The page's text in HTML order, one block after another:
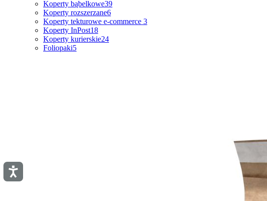
Koperty bąbelkowe39
Koperty rozszerzane6
Koperty tekturowe e-commerce 3
Koperty InPost18
Koperty kurierskie24
Foliopaki5